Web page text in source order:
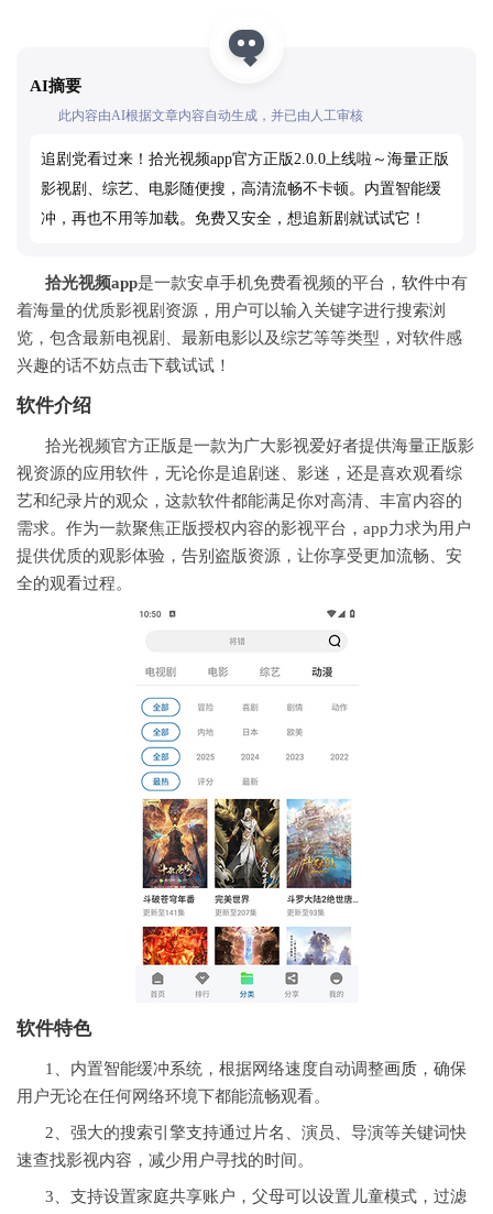
AI摘要
此内容由AI根据文章内容自动生成，并已由人工审核
追剧党看过来！拾光视频app官方正版2.0.0上线啦～海量正版
影视剧、综艺、电影随便搜，高清流畅不卡顿。内置智能缓
冲，再也不用等加载。免费又安全，想追新剧就试试它！
拾光视频app是一款安卓手机免费看视频的平台， 软件中有
着海量的优质影视剧资源，用户可以输入关键字进行搜索浏
览，包含最新电视剧、最新电影以及综艺等等类型，对软件感
兴趣的话不妨点击下载试试！
软件介绍
拾光视频官方正版是一款为广大影视爱好者提供海量正版影
视资源的应用软件，无论你是追剧迷、影迷，还是喜欢观看综
艺和纪录片的观众，这款软件都能满足你对高清、丰富内容的
需求。作为一款聚焦正版授权内容的影视平台，app力求为用户
提供优质的观影体验，告别盗版资源，让你享受更加流畅、安
全的观看过程。
软件特色
1、内置智能缓冲系统，根据网络速度自动调整画质 ，确保
用户无论在任何网络环境下都能流畅观看。
2、强大的搜索引擎支持通过片名、演员、导演等关键词快
速查找影视内容，减少用户寻找的时间。
3、支持设置家庭共享账户，父母可以设置儿童模式，过滤